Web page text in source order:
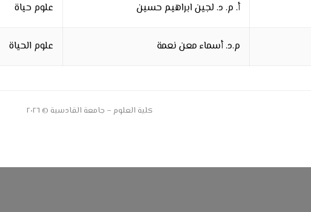
أ. م. د. لجين ابراهيم حسين علوم حياة
م.د. أسماء معن نعمة علوم الحياة
كلية العلوم – جامعة القادسية © ٢٠٢٦